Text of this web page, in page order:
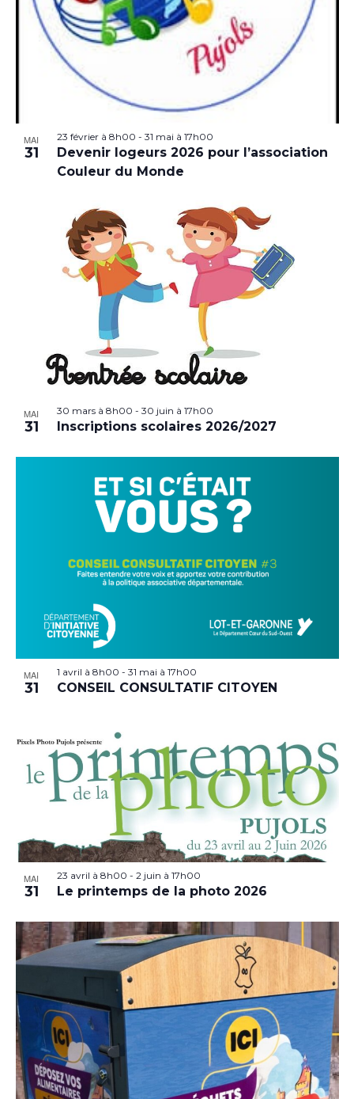
MAI
31
23 février à 8h00 - 31 mai à 17h00
Devenir logeurs 2026 pour l’association
Couleur du Monde
MAI
31
30 mars à 8h00 - 30 juin à 17h00
Inscriptions scolaires 2026/2027
MAI
31
1 avril à 8h00 - 31 mai à 17h00
CONSEIL CONSULTATIF CITOYEN
MAI
31
23 avril à 8h00 - 2 juin à 17h00
Le printemps de la photo 2026